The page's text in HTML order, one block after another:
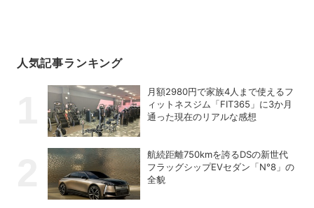
人気記事ランキング
月額2980円で家族4人まで使えるフ
ィットネスジム「FIT365」に3か月
通った現在のリアルな感想
航続距離750kmを誇るDSの新世代
フラッグシップEVセダン「N°8」の
全貌